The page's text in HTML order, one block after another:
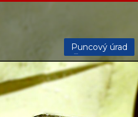
Puncový úrad